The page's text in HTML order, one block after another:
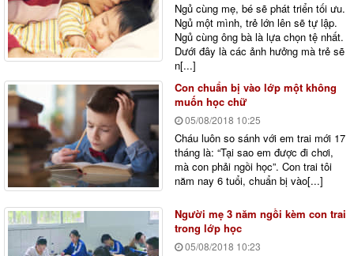
Ngủ cùng mẹ, bé sẽ phát triển tối ưu.
Ngủ một mình, trẻ lớn lên sẽ tự lập.
Ngủ cùng ông bà là lựa chọn tệ nhất.
Dưới đây là các ảnh hưởng mà trẻ sẽ
n[...]
Con chuẩn bị vào lớp một không
muốn học chữ
05/08/2018 10:25
Cháu luôn so sánh với em trai mới 17
tháng là: “Tại sao em được đi chơi,
mà con phải ngồi học”. Con trai tôi
năm nay 6 tuổi, chuẩn bị vào[...]
Người mẹ 3 năm ngồi kèm con trai
trong lớp học
05/08/2018 10:23